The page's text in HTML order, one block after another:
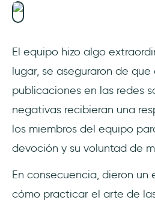
El equipo hizo algo
lugar, se aseguraron de
publicaciones en las redes
negativas recibieran una
los miembros del equipo
devoción y su voluntad de
En consecuencia, dieron
cómo practicar el arte de